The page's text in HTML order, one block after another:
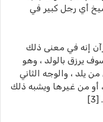
أي رجل كبير في
إنه في معنى ذلك
يرزق بالولد ، وهو
يلد ، والوجه الثاني
أو من غيرها ويشبه ذلك